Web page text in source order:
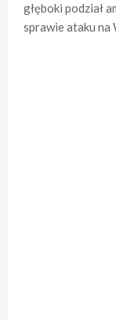
głęboki podział
sprawie ataku na